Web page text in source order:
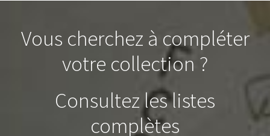
Vous cherchez à compléter
votre collection ?
Consultez les listes
complètes